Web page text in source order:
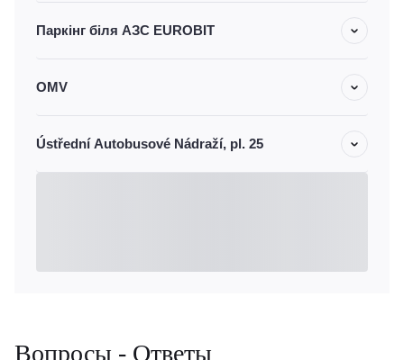
Паркінг біля АЗС EUROBIT
OMV
Ústřední Autobusové Nádraží, pl. 25
Вопросы - Ответы